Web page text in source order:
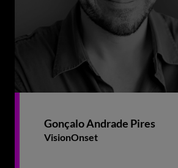
Gonçalo Andrade Pires
VisionOnset